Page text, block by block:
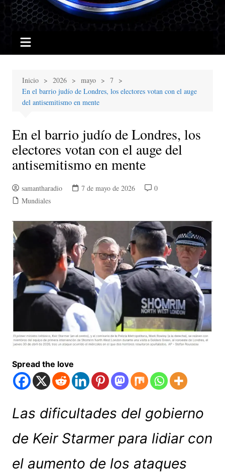
Inicio 2026 mayo
7
En el barrio judío de Londres, los electores votan con el auge
del antisemitismo en mente
En el barrio judío de Londres, los
electores votan con el auge del
antisemitismo en mente
samantharadio 7 de mayo de 2026
0
Mundiales
Spread the love
Las dificultades del gobierno
de Keir Starmer para lidiar con
el aumento de los ataques